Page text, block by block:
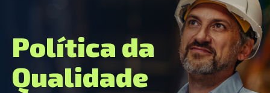
Política da
Qualidade